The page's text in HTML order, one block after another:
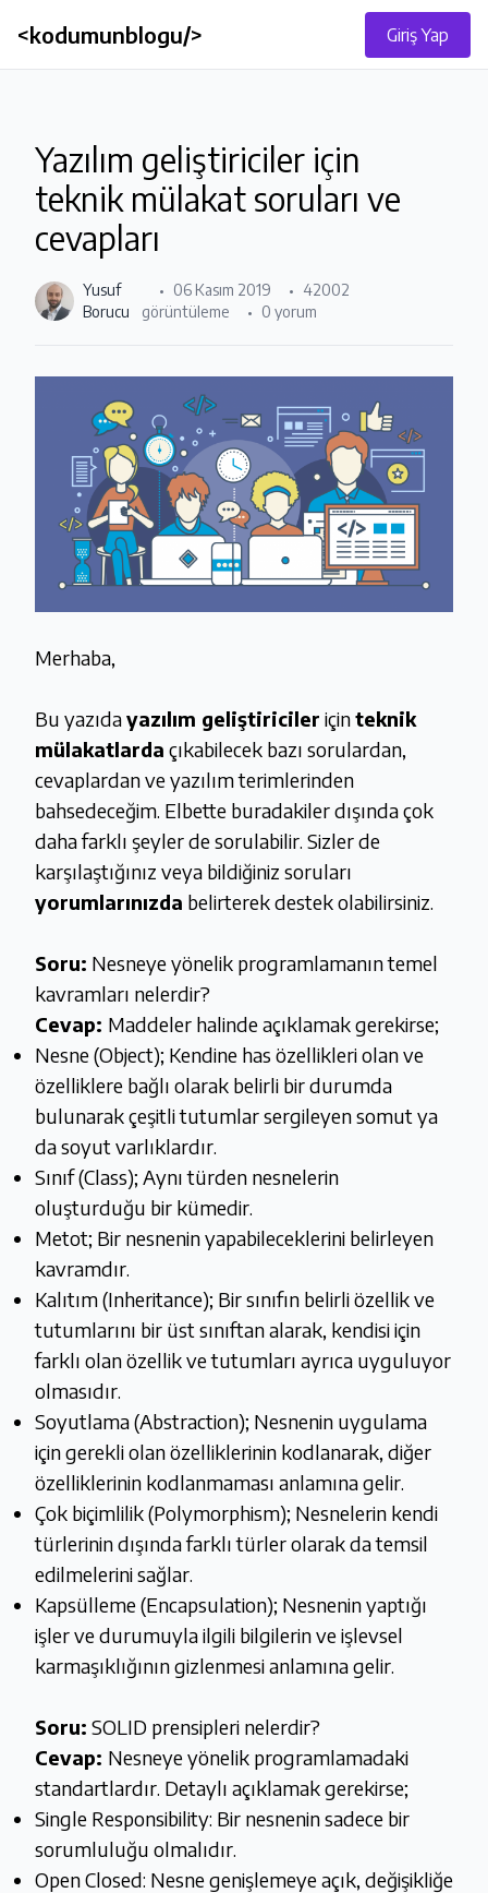
<kodumunblogu/> Giriş Yap
Yazılım geliştiriciler için
teknik mülakat soruları ve
cevapları
Yusuf
Borucu
06 Kasım 2019
42002
görüntüleme
0 yorum
Merhaba,
Bu yazıdayazılım geliştiriciler içinteknik
mülakatlarda çıkabilecek bazı sorulardan,
cevaplardan ve yazılım terimlerinden
bahsedeceğim. Elbette buradakiler dışında çok
daha farklı şeyler de sorulabilir. Sizler de
karşılaştığınız veya bildiğiniz soruları
yorumlarınızda belirterek destek olabilirsiniz.
Soru: Nesneye yönelik programlamanın temel
kavramları nelerdir?
Cevap: Maddeler halinde açıklamak gerekirse;
Nesne (Object); Kendine has özellikleri olan ve
özelliklere bağlı olarak belirli bir durumda
bulunarak çeşitli tutumlar sergileyen somut ya
da soyut varlıklardır.
Sınıf (Class); Aynı türden nesnelerin
oluşturduğu bir kümedir.
Metot; Bir nesnenin yapabileceklerini belirleyen
kavramdır.
Kalıtım (Inheritance); Bir sınıfın belirli özellik ve
tutumlarını bir üst sınıftan alarak, kendisi için
farklı olan özellik ve tutumları ayrıca uyguluyor
olmasıdır.
Soyutlama (Abstraction); Nesnenin uygulama
için gerekli olan özelliklerinin kodlanarak, diğer
özelliklerinin kodlanmaması anlamına gelir.
Çok biçimlilik (Polymorphism); Nesnelerin kendi
türlerinin dışında farklı türler olarak da temsil
edilmelerini sağlar.
Kapsülleme (Encapsulation); Nesnenin yaptığı
işler ve durumuyla ilgili bilgilerin ve işlevsel
karmaşıklığının gizlenmesi anlamına gelir.
Soru: SOLID prensipleri nelerdir?
Cevap: Nesneye yönelik programlamadaki
standartlardır. Detaylı açıklamak gerekirse;
Single Responsibility: Bir nesnenin sadece bir
sorumluluğu olmalıdır.
Open Closed: Nesne genişlemeye açık, değişikliğe